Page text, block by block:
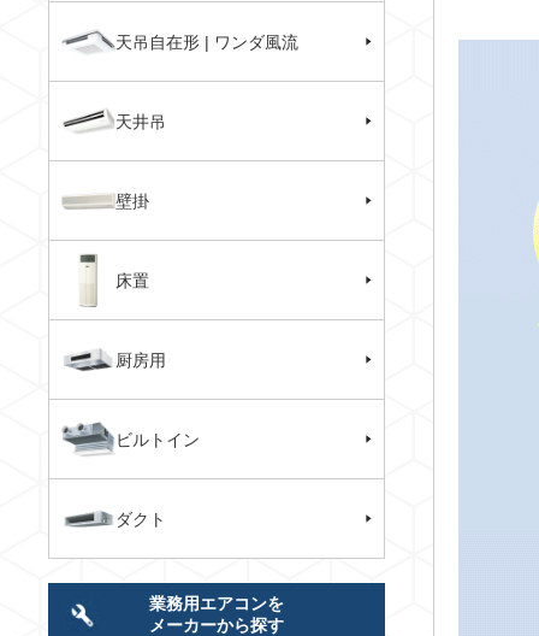
天吊自在形 | ワンダ風流
天井吊
壁掛
床置
厨房用
ビルトイン
ダクト
業務用エアコンを
メーカーから探す